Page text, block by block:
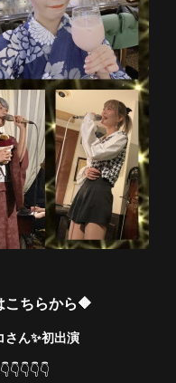
ちらから🔶
ん✨初出演